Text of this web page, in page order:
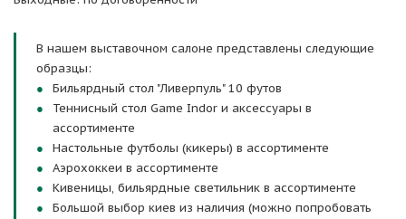
В нашем выставочном салоне представлены следующие
образцы:
Бильярдный стол "Ливерпуль" 10 футов
Теннисный стол Game Indor и аксессуары в
ассортименте
Настольные футболы (кикеры) в ассортименте
Аэрохоккеи в ассортименте
Кивеницы, бильярдные светильник в ассортименте
Большой выбор киев из наличия (можно попробовать